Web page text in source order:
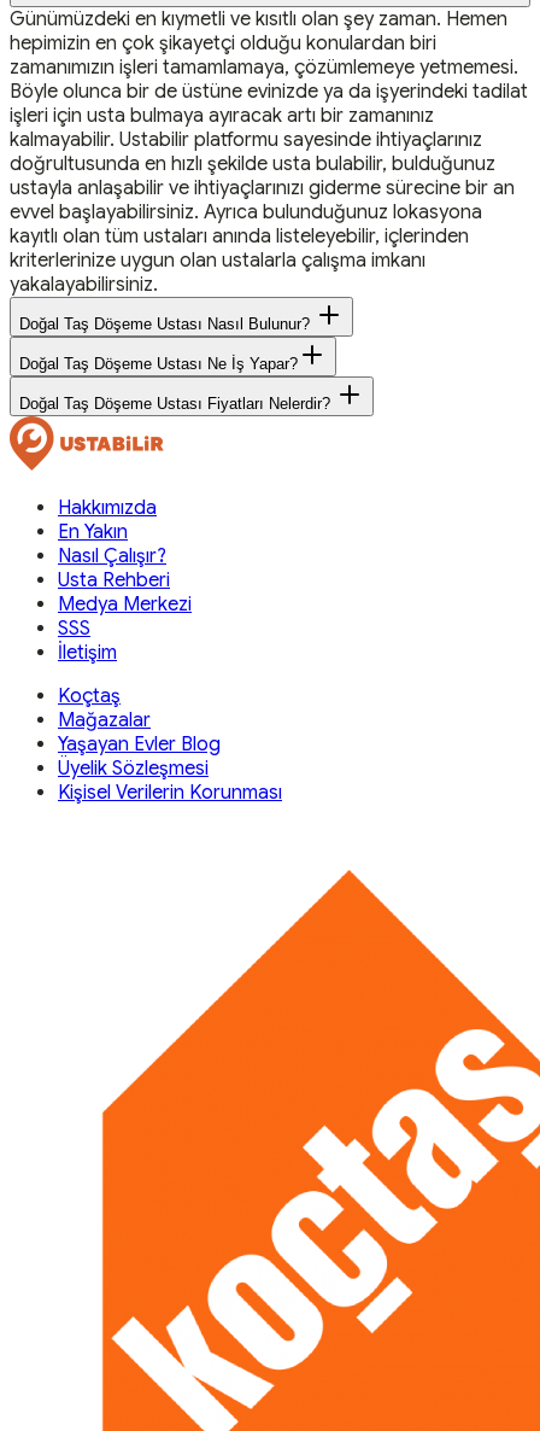
Günümüzdeki en kıymetli ve kısıtlı olan şey zaman. Hemen
hepimizin en çok şikayetçi olduğu konulardan biri
zamanımızın işleri tamamlamaya, çözümlemeye yetmemesi.
Böyle olunca bir de üstüne evinizde ya da işyerindeki tadilat
işleri için usta bulmaya ayıracak artı bir zamanınız
kalmayabilir. Ustabilir platformu sayesinde ihtiyaçlarınız
doğrultusunda en hızlı şekilde usta bulabilir, bulduğunuz
ustayla anlaşabilir ve ihtiyaçlarınızı giderme sürecine bir an
evvel başlayabilirsiniz. Ayrıca bulunduğunuz lokasyona
kayıtlı olan tüm ustaları anında listeleyebilir, içlerinden
kriterlerinize uygun olan ustalarla çalışma imkanı
yakalayabilirsiniz.
Doğal Taş Döşeme Ustası Nasıl Bulunur?
Doğal Taş Döşeme Ustası Ne İş Yapar?
Doğal Taş Döşeme Ustası Fiyatları Nelerdir?
Hakkımızda
En Yakın
Nasıl Çalışır?
Usta Rehberi
Medya Merkezi
SSS
İletişim
Koçtaş
Mağazalar
Yaşayan Evler Blog
Üyelik Sözleşmesi
Kişisel Verilerin Korunması